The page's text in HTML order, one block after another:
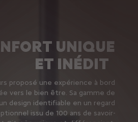
UNIQUE
ET INÉDIT
proposé une expérience à bord
vers le bien être. Sa gamme de
design identifiable en un regard
issu de 100 ans de savoir-